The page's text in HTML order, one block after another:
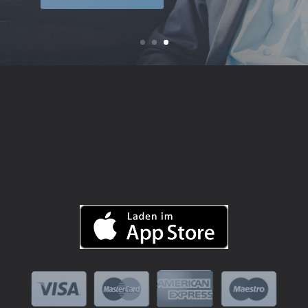
MEHR ERFAHREN